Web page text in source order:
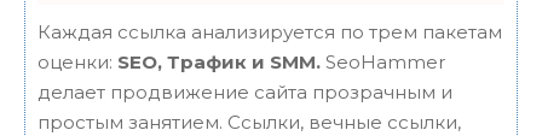
Каждая ссылка анализируется по трем пакетам
оценки: SEO, Трафик и SMM. SeoHammer
делает продвижение сайта прозрачным и
простым занятием. Ссылки, вечные ссылки,